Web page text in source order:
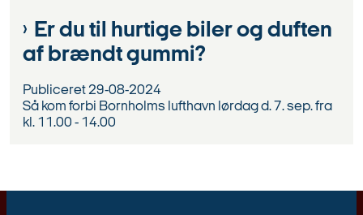
Er du til hurtige biler og duften
af brændt gummi?
Publiceret29-08-2024
Så kom forbi Bornholms lufthavn lørdag d. 7. sep. fra
kl. 11.00 - 14.00